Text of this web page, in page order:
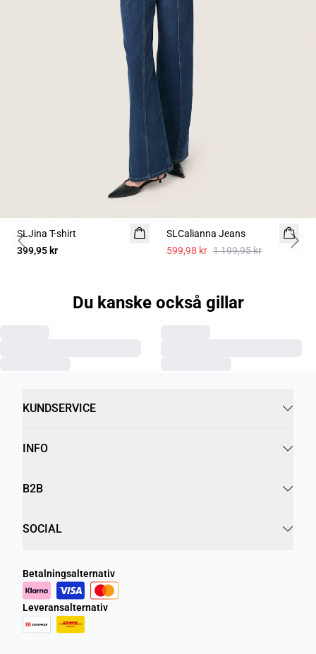
2 för 600 SEK
SLJina T-shirt
399,95 kr
SLCalianna Jeans
599,98 kr 1 199,95 kr
Previous slide Next
Du kanske också gillar
KUNDSERVICE
INFO
B2B
SOCIAL
Betalningsalternativ
Leveransalternativ